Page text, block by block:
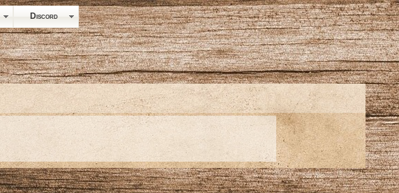
Discord